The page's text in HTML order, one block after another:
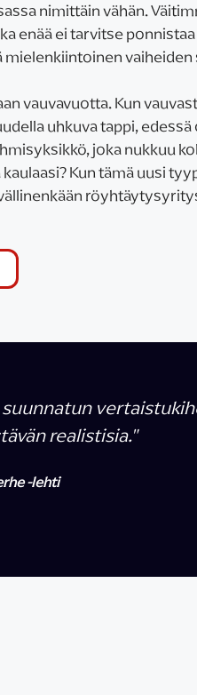
nimittäin vähän.
enää ei tarvitse
mielenkiintoinen
vauvavuotta. Kun
uhkuva tappi,
joka nukkuu
Kun tämä uusi
realistisia."
-lehti